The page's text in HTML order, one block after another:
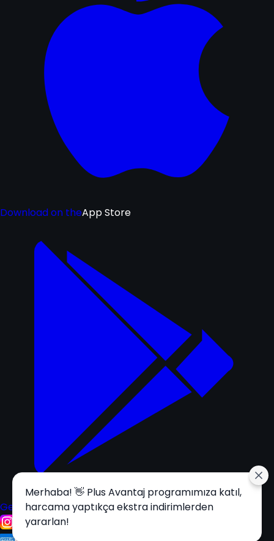
Download on theApp Store
Get it onGoogle Play
Merhaba! 👋 Plus Avantaj programımıza katıl,
harcama yaptıkça ekstra indirimlerden
yararlan!